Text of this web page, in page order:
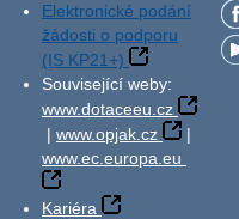
Elektronické podání
žádosti o podporu
(IS KP21+)
Související weby:
www.dotaceeu.cz
| www.opjak.cz
|
www.ec.europa.eu
Kariéra